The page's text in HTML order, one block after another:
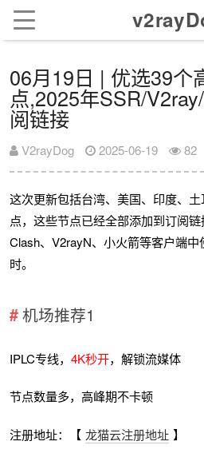
06月19日 | 优选39个
点,2025年SSR/
阅链接
V2rayDog 2025-06-19 82
这次更新包括台湾、美国、印度、
点，这些节点已经全部添加到订阅链
Clash、V2rayN、小火箭等客户端
时。
机场推荐1
IPLC专线，4K秒开，解锁流媒体
节点数量多，高峰期不卡顿
注册地址：【 龙猫云注册地址 】